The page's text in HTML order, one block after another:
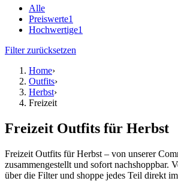
Alle
Preiswerte1
Hochwertige1
Filter zurücksetzen
Home›
Outfits›
Herbst›
Freizeit
Freizeit Outfits für Herbst
Freizeit Outfits für Herbst – von unserer
zusammengestellt und sofort nachshoppbar.
über die Filter und shoppe jedes Teil direkt